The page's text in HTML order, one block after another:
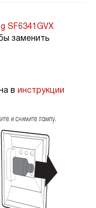
SF6341GVX
заменить
в инструкции